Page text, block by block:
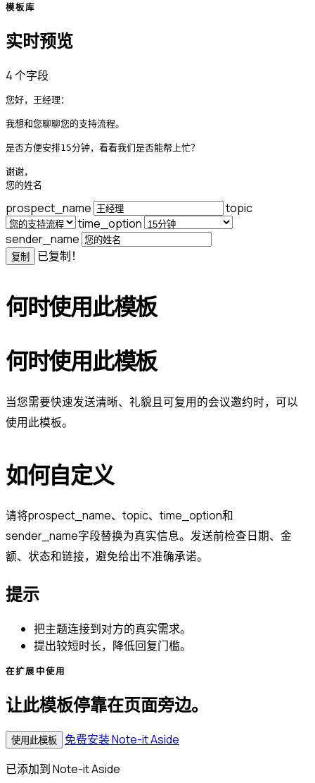
模板库
实时预览
4 个字段
您好，王经理：
我想和您聊聊您的支持流程。
是否方便安排15分钟，看看我们是否能帮上忙？
谢谢，
您的姓名
prospect_name
topic
time_option
sender_name
复制 已复制！
何时使用此模板
何时使用此模板
当您需要快速发送清晰、礼貌且可复用的会议邀约时，可以
使用此模板。
如何自定义
请将prospect_name、topic、time_option和
sender_name字段替换为真实信息。发送前检查日期、金
额、状态和链接，避免给出不准确承诺。
提示
把主题连接到对方的真实需求。
提出较短时长，降低回复门槛。
在扩展中使用
让此模板停靠在页面旁边。
使用此模板
免费安装 Note-it Aside
已添加到 Note-it Aside